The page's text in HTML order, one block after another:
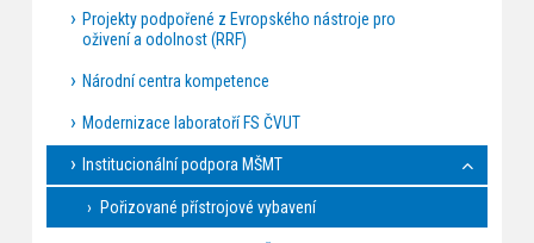
Projekty podpořené z Evropského nástroje pro
oživení a odolnost (RRF)
Národní centra kompetence
Modernizace laboratoří FS ČVUT
Institucionální podpora MŠMT
Pořizované přístrojové vybavení